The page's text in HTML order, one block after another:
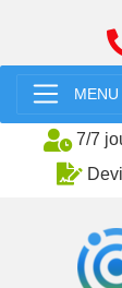
MENU
7/7